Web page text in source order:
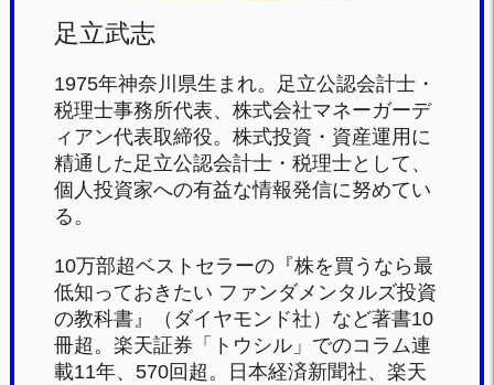
足立武志
1975年神奈川県生まれ。足立公認会計士・
税理士事務所代表、株式会社マネーガーデ
ィアン代表取締役。株式投資・資産運用に
精通した足立公認会計士・税理士として、
個人投資家への有益な情報発信に努めてい
る。
10万部超ベストセラーの『株を買うなら最
低知っておきたい ファンダメンタルズ投資
の教科書』（ダイヤモンド社）など著書10
冊超。楽天証券「トウシル」でのコラム連
載11年、570回超。日本経済新聞社、楽天